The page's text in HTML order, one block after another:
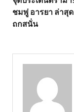
ชมพู่ อารยา ล่าสุ
ถกสนั่น